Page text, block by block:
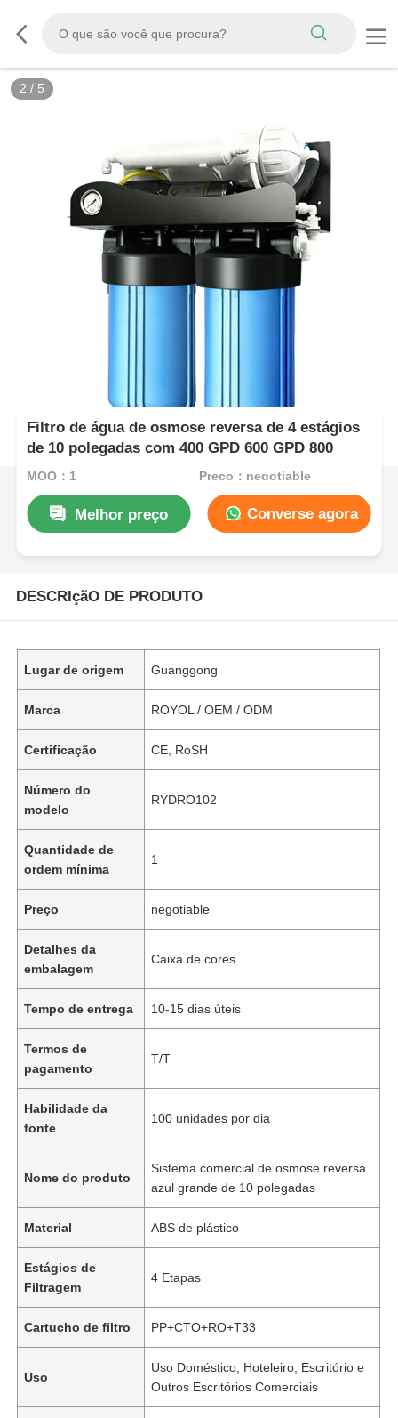
2 / 5
Filtro de água de osmose reversa de 4 estágios
de 10 polegadas com 400 GPD 600 GPD 800
MOQ：1 Preço：negotiable
Melhor preço Converse agora
DESCRIçãO DE PRODUTO
Lugar de origem Guanggong
Marca ROYOL / OEM / ODM
Certificação CE, RoSH
Número do
modelo
RYDRO102
Quantidade de
ordem mínima
1
Preço negotiable
Detalhes da
embalagem
Caixa de cores
Tempo de entrega 10-15 dias úteis
Termos de
pagamento
T/T
Habilidade da
fonte
100 unidades por dia
Nome do produto
Sistema comercial de osmose reversa
azul grande de 10 polegadas
Material ABS de plástico
Estágios de
Filtragem
4 Etapas
Cartucho de filtro PP+CTO+RO+T33
Uso
Uso Doméstico, Hoteleiro, Escritório e
Outros Escritórios Comerciais